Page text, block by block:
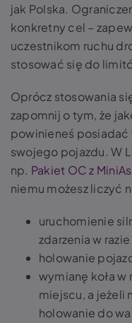
jak Polska.
konkretny cel –
uczestnikom ruchu
stosować się do
Oprócz stosowania
zapomnij o tym, że
powinieneś posiadać
swojego pojazdu. W
np. Pakiet OC z
niemu możesz liczyć
uruchomienie
zdarzenia w
holowanie
wymianę koła w
miejscu, a jeżeli
holowanie do